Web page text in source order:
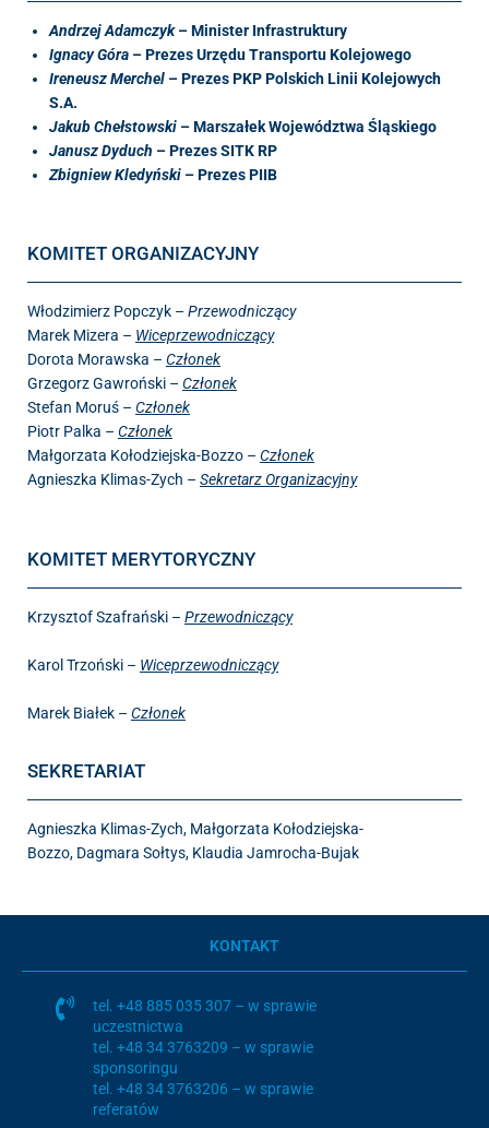
Andrzej Adamczyk– Minister Infrastruktury
Ignacy Góra – Prezes Urzędu Transportu Kolejowego
Ireneusz Merchel – Prezes PKP Polskich Linii Kolejowych
S.A.
Jakub Chełstowski – Marszałek Województwa Śląskiego
Janusz Dyduch – Prezes SITK RP
Zbigniew Kledyński – Prezes PIIB
KOMITET ORGANIZACYJNY
Włodzimierz Popczyk – Przewodniczący
Marek Mizera – Wiceprzewodniczący
Dorota Morawska – Członek
Grzegorz Gawroński – Członek
Stefan Moruś – Członek
Piotr Palka – Członek
Małgorzata Kołodziejska-Bozzo – Członek
Agnieszka Klimas-Zych – Sekretarz Organizacyjny
KOMITET MERYTORYCZNY
Krzysztof Szafrański – Przewodniczący
Karol Trzoński – Wiceprzewodniczący
Marek Białek – Członek
SEKRETARIAT
Agnieszka Klimas-Zych, Małgorzata Kołodziejska-
Bozzo, Dagmara Sołtys, Klaudia Jamrocha-Bujak
KONTAKT
tel. +48 885 035 307 – w sprawie
uczestnictwa
tel. +48 34 3763209 – w sprawie
sponsoringu
tel. +48 34 3763206 – w sprawie
referatów